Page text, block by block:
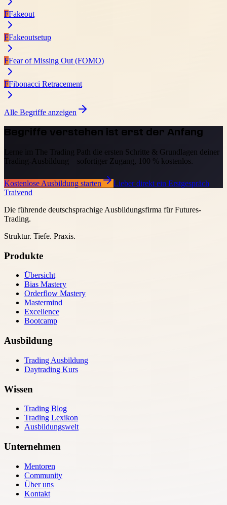
FFakeout
FFakeoutsetup
FFear of Missing Out (FOMO)
FFibonacci Retracement
Alle Begriffe anzeigen
Begriffe verstehen ist erst der Anfang
Lerne im The Trading Path die ersten Schritte & Grundlagen deiner
Trading-Ausbildung – sofortiger Zugang, 100 % kostenlos.
Kostenlose Ausbildung starten
Lieber direkt ein Erstgespräch
Traivend
Die führende deutschsprachige Ausbildungsfirma für Futures-
Trading.
Struktur. Tiefe. Praxis.
Produkte
Übersicht
Bias Mastery
Orderflow Mastery
Mastermind
Excellence
Bootcamp
Ausbildung
Trading Ausbildung
Daytrading Kurs
Wissen
Trading Blog
Trading Lexikon
Ausbildungswelt
Unternehmen
Mentoren
Community
Über uns
Kontakt